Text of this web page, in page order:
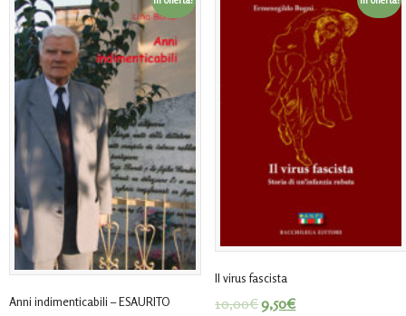
Anni indimenticabili – ESAURITO
Il virus fascista
10,00€9,50€